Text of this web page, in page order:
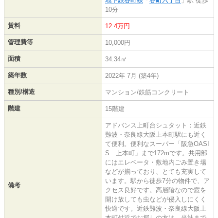
10分
賃料 12.4万円
管理費等 10,000円
面積 34.34㎡
築年数 2022年 7月 (築4年)
種別/構造 マンション/鉄筋コンクリート
階建 15階建
備考
アドバンス上町台シュタット：近鉄
難波・奈良線大阪上本町駅にも近く
て便利。便利なスーパー「阪急OASI
S 上本町」まで172mです。共用部
にはエレベータ・敷地内ごみ置き場
などが揃っており、とても充実して
います。駅から徒歩7分の物件で、ア
クセス良好です。高層階なので窓を
開け放しても虫などが侵入しにくく
快適です。近鉄難波・奈良線大阪上